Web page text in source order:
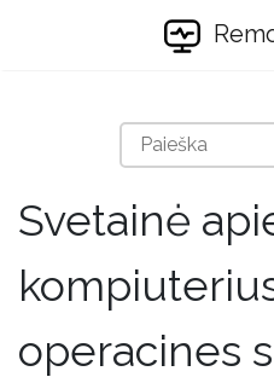
Svetainė
operacines